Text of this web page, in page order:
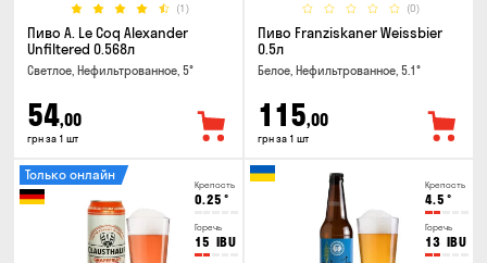
(1)
Пиво A. Le Coq Alexander
Unfiltered 0.568л
Светлое, Нефильтрованное, 5°
54,00
грн за 1 шт
(0)
Пиво Franziskaner Weissbier
0.5л
Белое, Нефильтрованное, 5.1°
115,00
грн за 1 шт
Крепость
0.25 °
Горечь
15 IBU
Только онлайн
Крепость
4.5 °
Горечь
13 IBU